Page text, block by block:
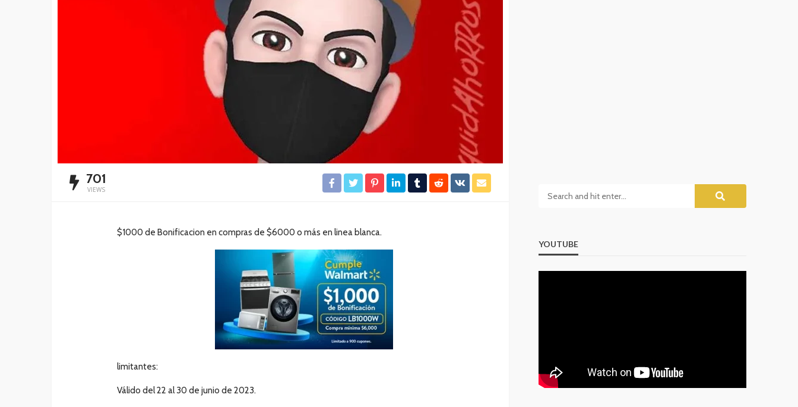
701
VIEWS
$1000 de Bonificacion en compras de $6000 o más en linea blanca.
limitantes:
Válido del 22 al 30 de junio de 2023.
YOUTUBE